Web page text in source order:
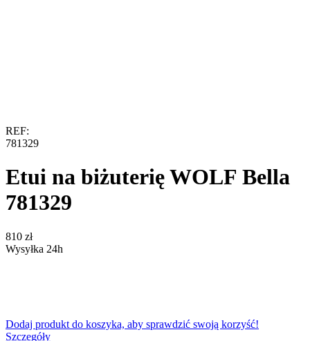
REF:
781329
Etui na biżuterię WOLF Bella
781329
‍810‍ zł
Wysyłka 24h
Dodaj produkt do koszyka, aby sprawdzić swoją korzyść!
Szczegóły